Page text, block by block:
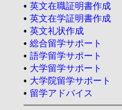
• 英文在職証明書作成
• 英文在学証明書作成
• 英文礼状作成
• 総合留学サポート
• 語学留学サポート
• 大学留学サポート
• 大学院留学サポート
• 留学アドバイス